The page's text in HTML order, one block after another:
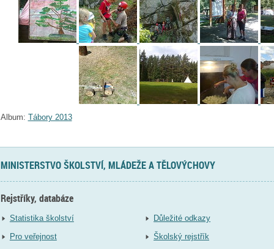
Album: Tábory 2013
MINISTERSTVO ŠKOLSTVÍ, MLÁDEŽE A TĚLOVÝCHOVY
Rejstříky, databáze
Statistika školství
Pro veřejnost
Důležité odkazy
Školský rejstřík